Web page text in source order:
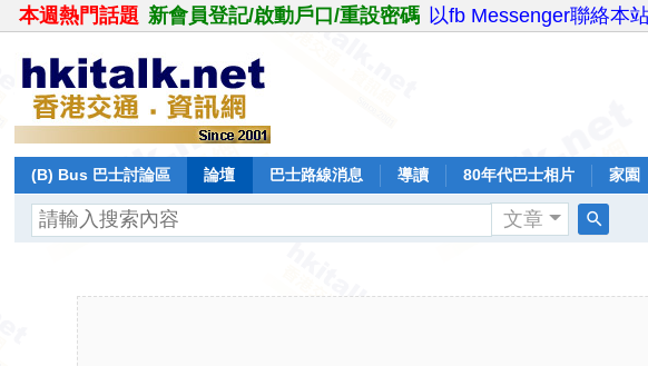
本週熱門話題 新會員登記/啟動戶口/重設密碼 以fb Messenger聯絡本
(B) Bus 巴士討論區 論壇 巴士路線消息 導讀 80年代巴士相片 家園
文章